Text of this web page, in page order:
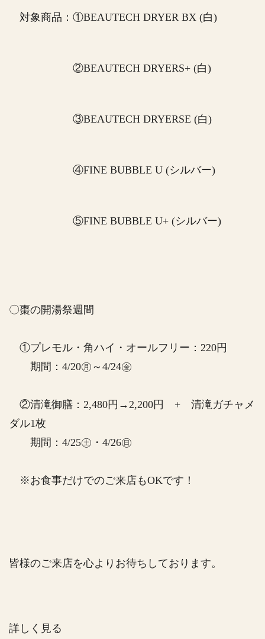
対象商品：①BEAUTECH DRYER BX (白)
②BEAUTECH DRYERS+ (白)
③BEAUTECH DRYERSE (白)
④FINE BUBBLE U (シルバー)
⑤FINE BUBBLE U+ (シルバー)
〇棗の開湯祭週間
①プレモル・角ハイ・オールフリー：220円
期間：4/20㊊～4/24㊎
②清滝御膳：2,480円→2,200円 + 清滝ガチャメ
ダル1枚
期間：4/25㊏・4/26㊐
※お食事だけでのご来店もOKです！
皆様のご来店を心よりお待ちしております。
詳しく見る